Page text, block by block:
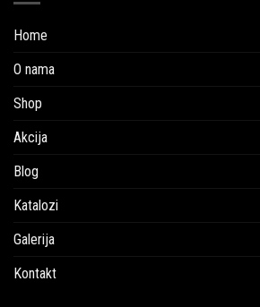
Home
O nama
Shop
Akcija
Blog
Katalozi
Galerija
Kontakt